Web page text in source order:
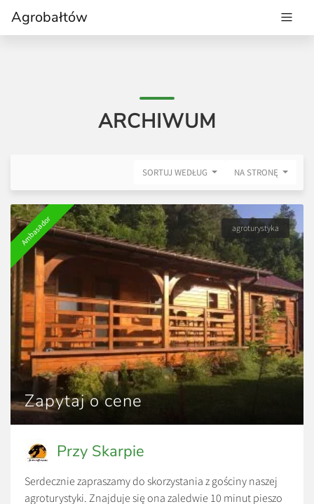
Agrobałtów
ARCHIWUM
SORTUJ WEDŁUG NA STRONĘ
Ambasador agroturystyka
Zapytaj o cene
Przy Skarpie
Serdecznie zapraszamy do skorzystania z gościny naszej
agroturystyki. Znajduje się ona zaledwie 10 minut pieszo